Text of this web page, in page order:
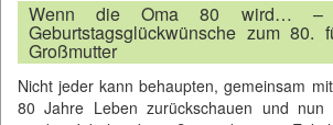
Wenn die Oma 80 wird… –
Geburtstagsglückwünsche zum 80.
Großmutter
Nicht jeder kann behaupten, gemeinsam
80 Jahre Leben zurückschauen und nun